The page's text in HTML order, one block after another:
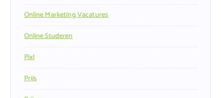
Online Marketing Vacatures
Online Studeren
Pixl
Prijs